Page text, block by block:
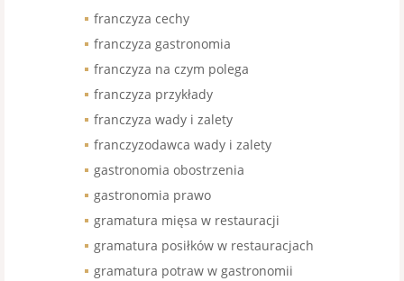
franczyza cechy
franczyza gastronomia
franczyza na czym polega
franczyza przykłady
franczyza wady i zalety
franczyzodawca wady i zalety
gastronomia obostrzenia
gastronomia prawo
gramatura mięsa w restauracji
gramatura posiłków w restauracjach
gramatura potraw w gastronomii